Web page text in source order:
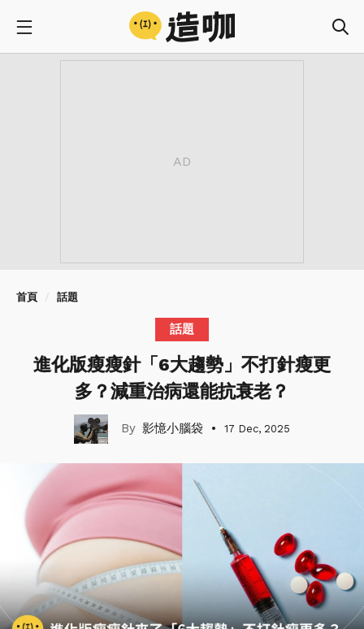
首頁 話題
話題
進化版瘦瘦針「6大趨勢」不打針瘦更
多？減重治病還能抗衰老？
影憶小腦袋 17 Dec, 2025